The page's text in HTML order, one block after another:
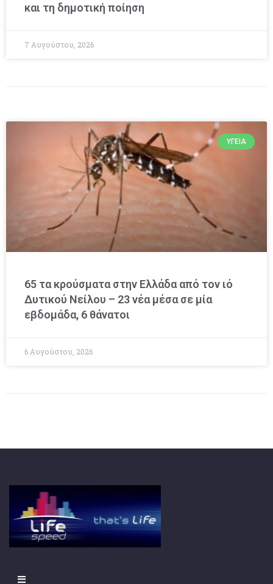
και τη δημοτική ποίηση
7 Αυγούστου, 2026
ΥΓΕΊΑ
65 τα κρούσματα στην Ελλάδα από τον ιό
Δυτικού Νείλου – 23 νέα μέσα σε μία
εβδομάδα, 6 θάνατοι
6 Αυγούστου, 2026